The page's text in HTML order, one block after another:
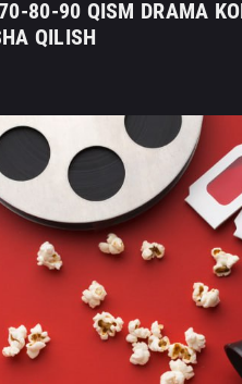
80-90 QISM DRAMA
QILISH